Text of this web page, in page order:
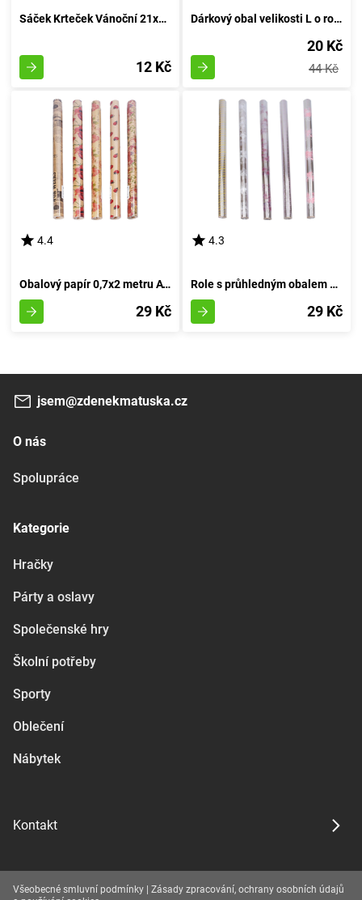
Sáček Krteček Vánoční 21x40 cm
12 Kč
Dárkový obal velikosti L o rozměrech 38x32x12 cm od značky Celorok
20 Kč
44 Kč
4.4
Obalový papír 0,7x2 metru AVANA MIX pro každodenní použití
29 Kč
4.3
Role s průhledným obalem 0,7x2 m s různými vzory
29 Kč
jsem@zdenekmatuska.cz
O nás
Spolupráce
Kategorie
Hračky
Párty a oslavy
Společenské hry
Školní potřeby
Sporty
Oblečení
Nábytek
Kontakt
Všeobecné smluvní podmínky
Zásady zpracování, ochrany osobních údajů